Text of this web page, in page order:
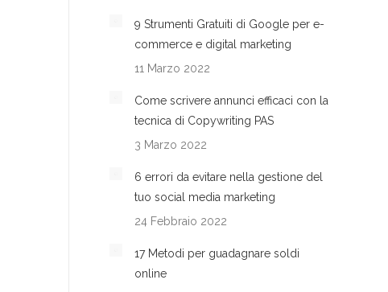
9 Strumenti Gratuiti di Google per e-
commerce e digital marketing
11 Marzo 2022
Come scrivere annunci efficaci con la
tecnica di Copywriting PAS
3 Marzo 2022
6 errori da evitare nella gestione del
tuo social media marketing
24 Febbraio 2022
17 Metodi per guadagnare soldi
online